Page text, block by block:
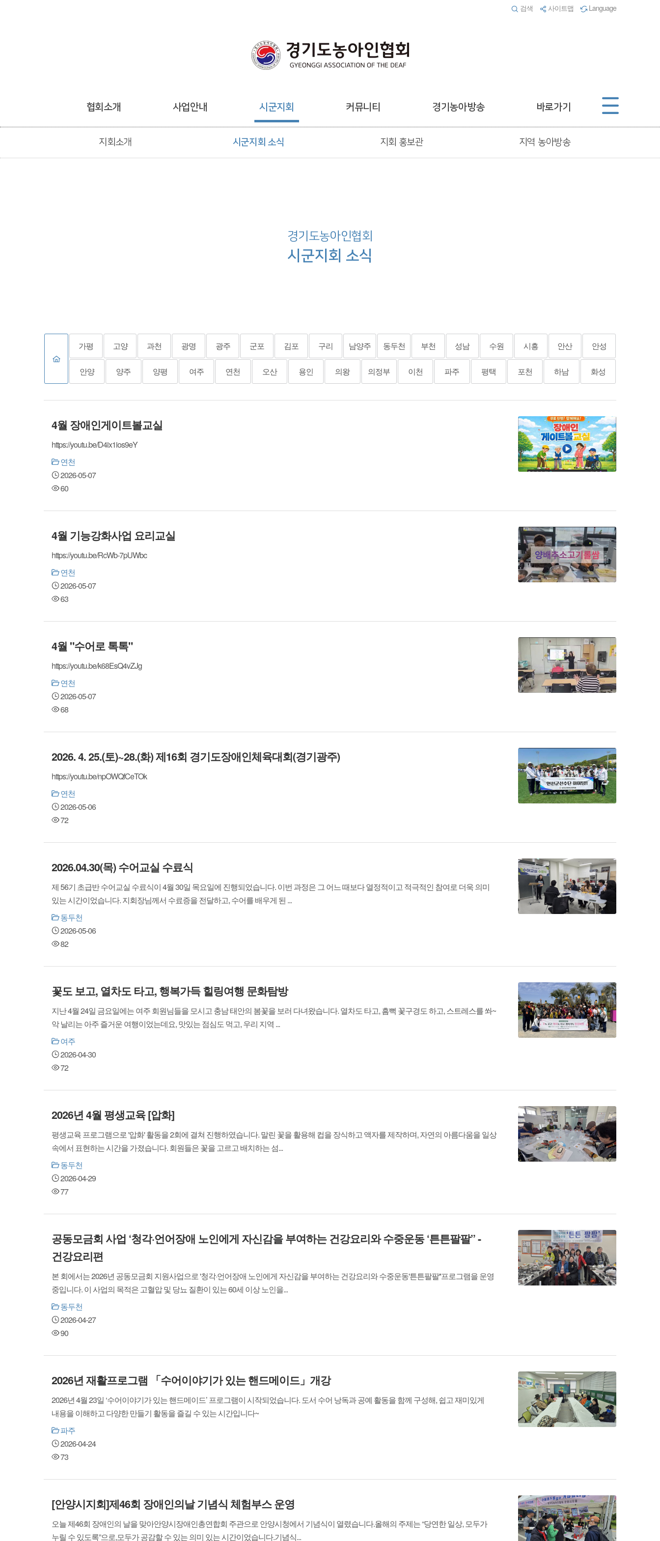
검색 사이트맵 Language
협회소개 사업안내 시군지회 커뮤니티 경기농아방송 바로가기
지회소개 시군지회 소식 지회 홍보관 지역 농아방송
경기도농아인협회
시군지회 소식
가평 고양 과천 광명 광주 군포 김포 구리 남양주 동두천 부천 성남 수원 시흥 안산 안성
안양 양주 양평 여주 연천 오산 용인 의왕 의정부 이천 파주 평택 포천 하남 화성
4월 장애인게이트볼교실
https://youtu.be/D4ix1ios9eY
연천
2026-05-07
60
4월 기능강화사업 요리교실
https://youtu.be/RcWb-7pUWbc
연천
2026-05-07
63
4월 "수어로 톡톡"
https://youtu.be/k68EsQ4vZJg
연천
2026-05-07
68
2026. 4. 25.(토)~28.(화) 제16회 경기도장애인체육대회(경기광주)
https://youtu.be/npOWQfCeTOk
연천
2026-05-06
72
2026.04.30(목) 수어교실 수료식
제 56기 초급반 수어교실 수료식이 4월 30일 목요일에 진행되었습니다. 이번 과정은 그 어느 때보다 열정적이고 적극적인 참여로 더욱 의미
있는 시간이었습니다. 지회장님께서 수료증을 전달하고, 수어를 배우게 된 ...
동두천
2026-05-06
82
꽃도 보고, 열차도 타고, 행복가득 힐링여행 문화탐방
지난 4월 24일 금요일에는 여주 회원님들을 모시고 충남 태안의 봄꽃을 보러 다녀왔습니다. 열차도 타고, 흠뻑 꽃구경도 하고, 스트레스를 쏴~
악 날리는 아주 즐거운 여행이었는데요, 맛있는 점심도 먹고, 우리 지역 ...
여주
2026-04-30
72
2026년 4월 평생교육 [압화]
평생교육 프로그램으로 '압화' 활동을 2회에 결쳐 진행하였습니다. 말린 꽃을 활용해 컵을 장식하고 액자를 제작하며, 자연의 아름다움을 일상
속에서 표현하는 시간을 가졌습니다. 회원들은 꽃을 고르고 배치하는 섬...
동두천
2026-04-29
77
공동모금회 사업 ‘청각·언어장애 노인에게 자신감을 부여하는 건강요리와 수중운동 ‘튼튼팔팔’’ -
건강요리편
본 회에서는 2026년 공동모금회 지원사업으로 '청각·언어장애 노인에게 자신감을 부여하는 건강요리와 수중운동'튼튼팔팔''프로그램을 운영
중입니다. 이 사업의 목적은 고혈압 및 당뇨 질환이 있는 60세 이상 노인을...
동두천
2026-04-27
90
2026년 재활프로그램 「수어이야기가 있는 핸드메이드」개강
2026년 4월 23일 ‘수어이야기가 있는 핸드메이드’ 프로그램이 시작되었습니다. 도서 수어 낭독과 공예 활동을 함께 구성해, 쉽고 재미있게
내용을 이해하고 다양한 만들기 활동을 즐길 수 있는 시간입니다~
파주
2026-04-24
73
[안양시지회]제46회 장애인의날 기념식 체험부스 운영
오늘 제46회 장애인의 날을 맞아안양시장애인총연합회 주관으로 안양시청에서 기념식이 열렸습니다.올해의 주제는 “당연한 일상, 모두가
누릴 수 있도록”으로,모두가 공감할 수 있는 의미 있는 시간이었습니다.기념식...